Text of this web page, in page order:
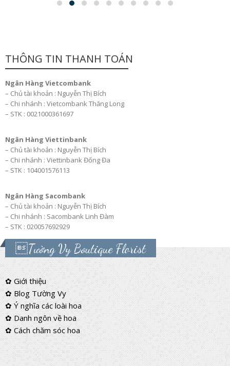
THÔNG TIN THANH TOÁN
Ngân Hàng Vietcombank
– Chủ tài khoản : Nguyễn Thị Bích
– Chi nhánh : Vietcombank Thăng Long
– STK : 0021000361697
Ngân Hàng Viettinbank
– Chủ tài khoản : Nguyễn Thị Bích
– Chi nhánh : Viettinbank Đống Đa
– STK : 104001576113
Ngân Hàng Sacombank
– Chủ tài khoản : Nguyễn Thị Bích
– Chi nhánh : Sacombank Linh Đàm
– STK : 020057692929
Tường Vy Boutique Florist
✿ Giới thiệu
✿ Blog Tường Vy
✿ Ý nghĩa các loài hoa
✿ Danh ngôn về hoa
✿ Cách chăm sóc hoa